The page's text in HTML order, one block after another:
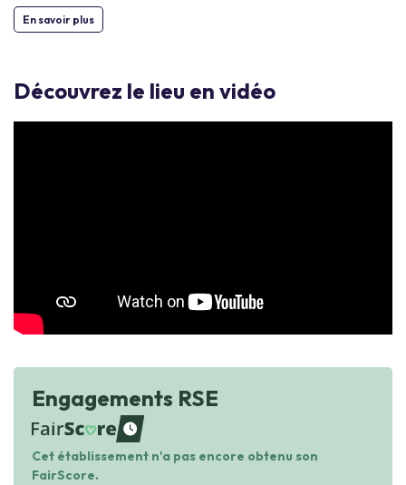
En savoir plus
Découvrez le lieu en vidéo
Engagements RSE
waiting
Cet établissement n'a pas encore obtenu son
FairScore.